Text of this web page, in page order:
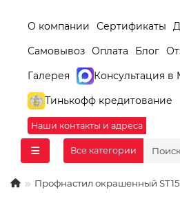
О компании Сертификаты
Самовывоз Оплата Блог
Галерея
Консультация в
Тинькофф кредитование
Наши контакты и адреса
Все категории
Профнастил окрашенный ST15